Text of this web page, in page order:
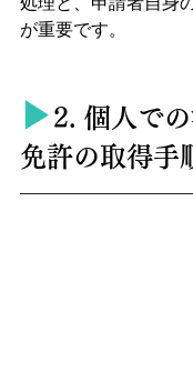
が重要です。
▶︎ 2. 個人で
免許の取得手